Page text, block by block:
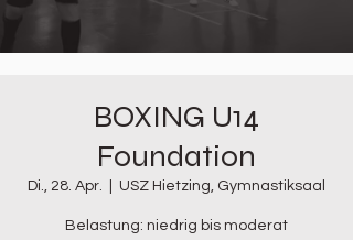
BOXING U14
Foundation
Di., 28. Apr. USZ Hietzing, Gymnastiksaal
Belastung: niedrig bis moderat